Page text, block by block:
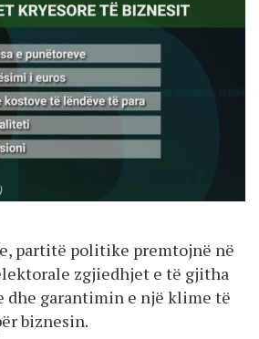
partitë politike premtojnë në
zgjiedhjet e të gjitha
dhe garantimin e një klime të
biznesin.